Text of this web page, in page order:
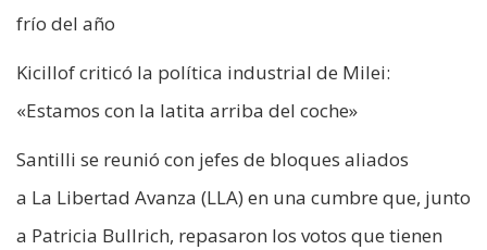
frío del año
Kicillof criticó la política industrial de Milei:
«Estamos con la latita arriba del coche»
Santilli se reunió con jefes de bloques aliados
a La Libertad Avanza (LLA) en una cumbre que, junto
a Patricia Bullrich, repasaron los votos que tienen